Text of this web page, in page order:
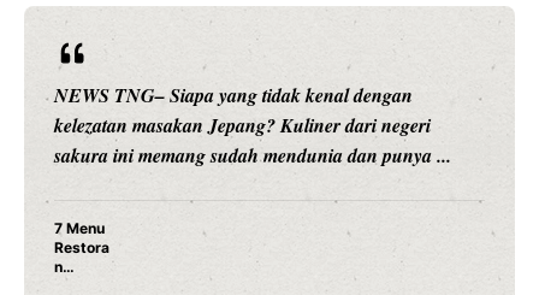
dengan
dari negeri
dan punya ...
NEWS TNG– Siapa sangka, dua
hiburan, Nunung Srimulat dan
merambah dunia kuliner dengan ...
Nunung Srimulat & Vicky
Rahasia Mami Bikin Nagih!